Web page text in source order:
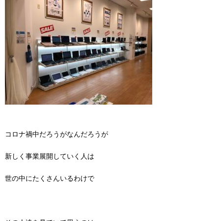
コロナ禍中だろうがなんだろうが
新しく事業展開していく人は
世の中にたくさんいるわけで